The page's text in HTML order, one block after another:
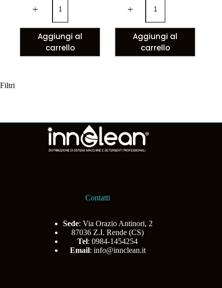
Aggiungi al
carrello
Aggiungi al
carrello
Filtri
Contatti
Sede: Via Orazio Antinori, 2
87036 Z.I. Rende (CS)
Tel: 0984-1454254
Email: info@innclean.it